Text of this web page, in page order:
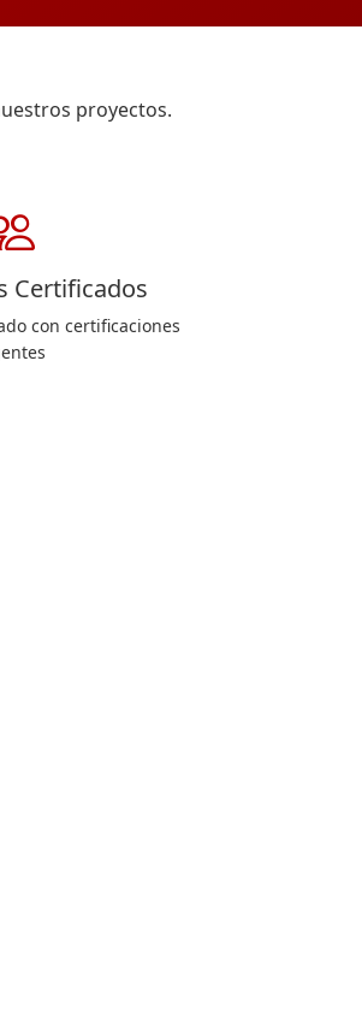
proyectos.
Certificados
con certificaciones